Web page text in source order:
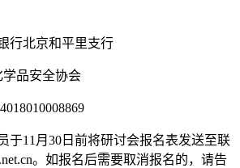
北京和平里支行
品安全协会
11月30日前将研讨会报名表发送至联
。如报名后需要取消报名的，请告